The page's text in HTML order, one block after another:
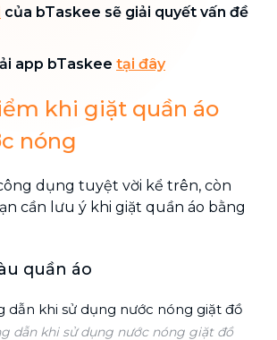
của bTaskee sẽ giải quyết vấn đề
app bTaskee tại đây
khi giặt quần áo
nóng
dụng tuyệt vời kể trên, còn
cần lưu ý khi giặt quần áo bằng
quần áo
dẫn khi sử dụng nước nóng giặt đồ